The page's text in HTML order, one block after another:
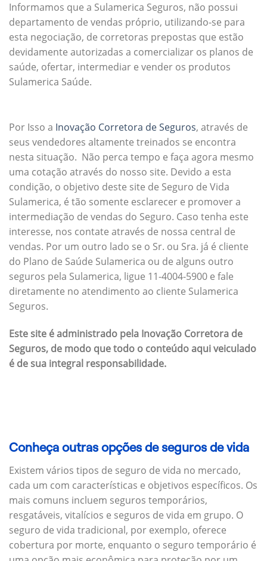
Informamos que a Sulamerica Seguros, não possui
departamento de vendas próprio, utilizando-se para
esta negociação, de corretoras prepostas que estão
devidamente autorizadas a comercializar os planos de
saúde, ofertar, intermediar e vender os produtos
Sulamerica Saúde.
Por Isso a Inovação Corretora de Seguros, através de
seus vendedores altamente treinados se encontra
nesta situação. Não perca tempo e faça agora mesmo
uma cotação através do nosso site. Devido a esta
condição, o objetivo deste site de Seguro de Vida
Sulamerica, é tão somente esclarecer e promover a
intermediação de vendas do Seguro. Caso tenha este
interesse, nos contate através de nossa central de
vendas. Por um outro lado se o Sr. ou Sra. já é cliente
do Plano de Saúde Sulamerica ou de alguns outro
seguros pela Sulamerica, ligue 11-4004-5900 e fale
diretamente no atendimento ao cliente Sulamerica
Seguros.
Este site é administrado pela Inovação Corretora de
Seguros, de modo que todo o conteúdo aqui veiculado
é de sua integral responsabilidade.
Conheça outras opções de seguros de vida
Existem vários tipos de seguro de vida no mercado,
cada um com características e objetivos específicos. Os
mais comuns incluem seguros temporários,
resgatáveis, vitalícios e seguros de vida em grupo. O
seguro de vida tradicional, por exemplo, oferece
cobertura por morte, enquanto o seguro temporário é